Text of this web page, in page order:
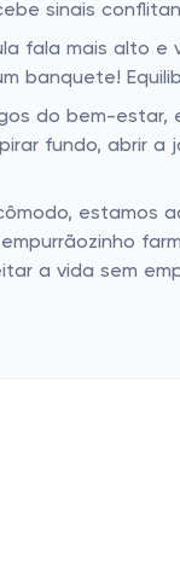
sinais
fala mais alto
banquete!
do bem-
fundo, abrir a
estamos
a vida sem